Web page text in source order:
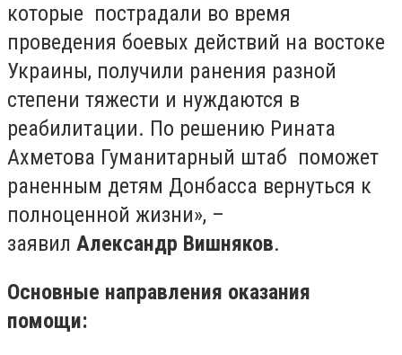
которые пострадали во время
проведения боевых действий на востоке
Украины, получили ранения разной
степени тяжести и нуждаются в
реабилитации. По решению Рината
Ахметова Гуманитарный штаб поможет
раненным детям Донбасса вернуться к
полноценной жизни», –
заявил Александр Вишняков.
Основные направления оказания
помощи: